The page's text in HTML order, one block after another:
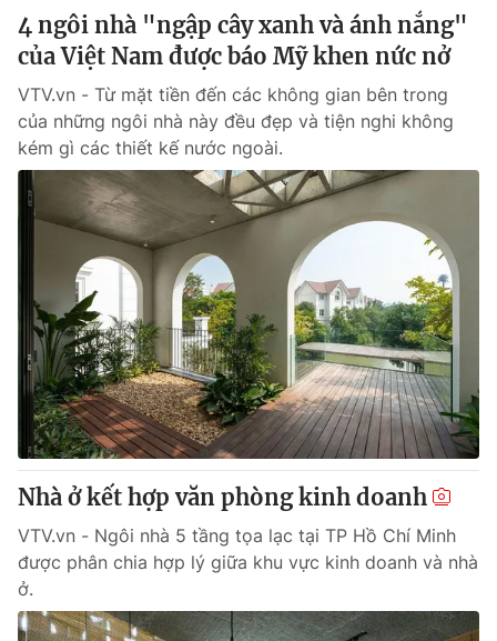
Góc doanh nghiệp
Truyền hình
Phim VTV
Hậu trường
Nhân vật
Khán giả
Giải sao mai
Giải trí
Điện ảnh
Âm nhạc
Sao
Đời sống
Du lịch
Chất lượng cuộc sống
Giáo dục
Tuyển sinh
Học trực tuyến
Công nghệ
Hitech Công nghệ tương lai
Sản phẩm
Thị trường
Tư vấn
Giao lưu trực tuyến
Lịch phát sóng
Chuyên mục khác
Emagazine Podcast
Photo
4 ngôi nhà "ngập cây xanh và ánh nắng"
của Việt Nam được báo Mỹ khen nức nở
VTV.vn - Từ mặt tiền đến các không gian bên trong
của những ngôi nhà này đều đẹp và tiện nghi không
kém gì các thiết kế nước ngoài.
Nhà ở kết hợp văn phòng kinh doanh
VTV.vn - Ngôi nhà 5 tầng tọa lạc tại TP Hồ Chí Minh
được phân chia hợp lý giữa khu vực kinh doanh và nhà
ở.